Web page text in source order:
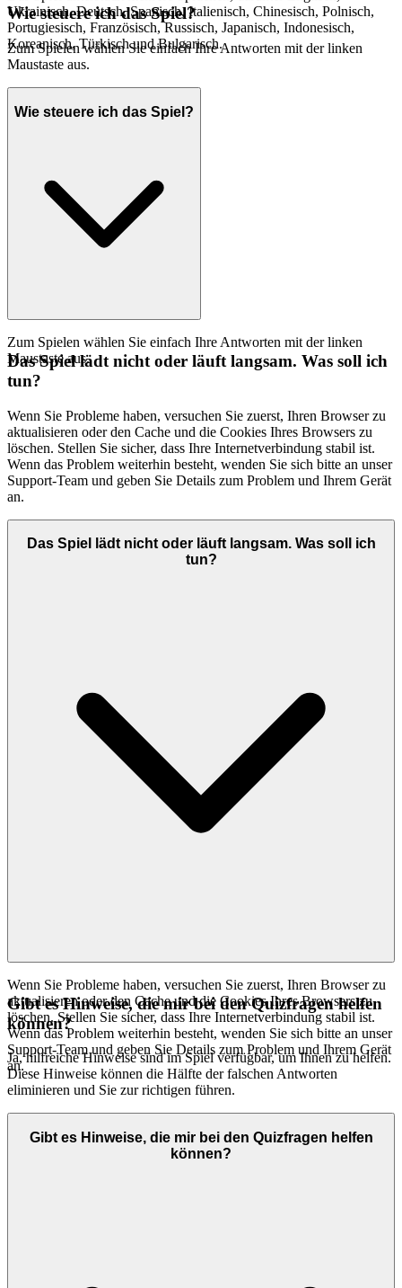
Ukrainisch, Deutsch, Spanisch, Italienisch, Chinesisch, Polnisch,
Portugiesisch, Französisch, Russisch, Japanisch, Indonesisch,
Koreanisch, Türkisch und Bulgarisch.
Wie steuere ich das Spiel?
Zum Spielen wählen Sie einfach Ihre Antworten mit der linken
Maustaste aus.
Wie steuere ich das Spiel?
Zum Spielen wählen Sie einfach Ihre Antworten mit der linken
Maustaste aus.
Das Spiel lädt nicht oder läuft langsam. Was soll ich
tun?
Wenn Sie Probleme haben, versuchen Sie zuerst, Ihren Browser zu
aktualisieren oder den Cache und die Cookies Ihres Browsers zu
löschen. Stellen Sie sicher, dass Ihre Internetverbindung stabil ist.
Wenn das Problem weiterhin besteht, wenden Sie sich bitte an unser
Support-Team und geben Sie Details zum Problem und Ihrem Gerät
an.
Das Spiel lädt nicht oder läuft langsam. Was soll ich
tun?
Wenn Sie Probleme haben, versuchen Sie zuerst, Ihren Browser zu
aktualisieren oder den Cache und die Cookies Ihres Browsers zu
löschen. Stellen Sie sicher, dass Ihre Internetverbindung stabil ist.
Wenn das Problem weiterhin besteht, wenden Sie sich bitte an unser
Support-Team und geben Sie Details zum Problem und Ihrem Gerät
an.
Gibt es Hinweise, die mir bei den Quizfragen helfen
können?
Ja, hilfreiche Hinweise sind im Spiel verfügbar, um Ihnen zu helfen.
Diese Hinweise können die Hälfte der falschen Antworten
eliminieren und Sie zur richtigen führen.
Gibt es Hinweise, die mir bei den Quizfragen helfen
können?